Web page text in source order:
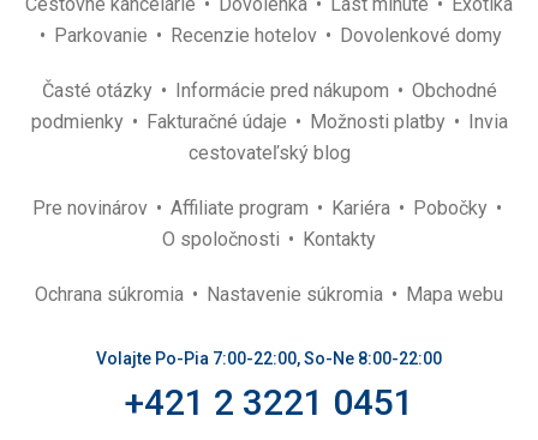
musíte někde sami sehnat :) Většinou na stolech není sůl a
pepř, stůl občas lepí.
hlídal a hýčkal
Ostatní personál je jinak usměvavý :)
Animační programy:
Táto recenzia bola preložená automaticky pomocou
Google Translate
Parkovanie
Recenzie hotelov Dovolenkové domy
Časté otázky Informácie pred nákupom
Obchodné
podmienky
Fakturačné údaje Možnosti platby
Invia
cestovateľský blog
Pre novinárov Affiliate program Kariéra
Pobočky
O spoločnosti
Kontakty
Ochrana súkromia Nastavenie súkromia Mapa webu
Volajte Po-Pia 7:00-22:00, So-Ne 8:00-22:00
+421 2 3221 0451